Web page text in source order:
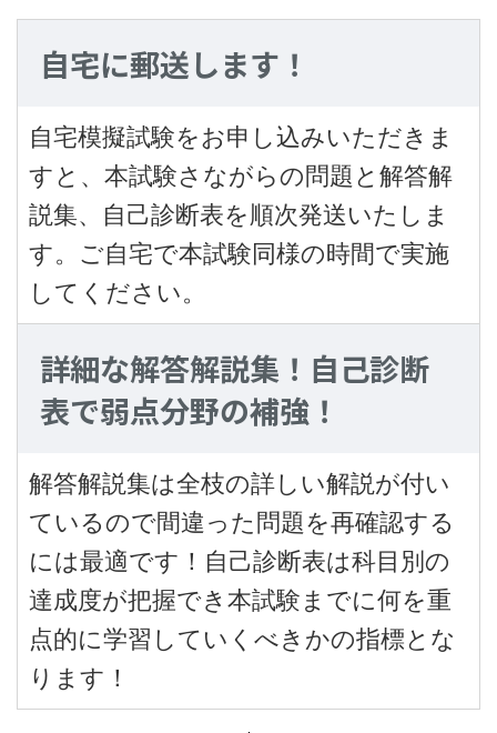
自宅に郵送します！
自宅模擬試験をお申し込みいただきま
すと、本試験さながらの問題と解答解
説集、自己診断表を順次発送いたしま
す。ご自宅で本試験同様の時間で実施
してください。
詳細な解答解説集！自己診断
表で弱点分野の補強！
解答解説集は全枝の詳しい解説が付い
ているので間違った問題を再確認する
には最適です！自己診断表は科目別の
達成度が把握でき本試験までに何を重
点的に学習していくべきかの指標とな
ります！